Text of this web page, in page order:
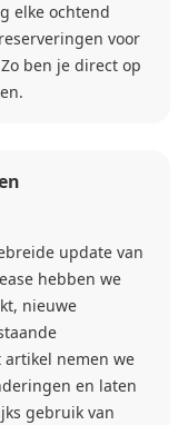
elke ochtend
voor
ben je direct op
update van
hebben we
nieuwe
nemen we
en laten
gebruik van